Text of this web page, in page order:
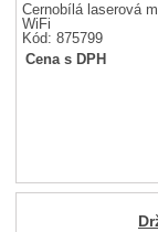
Černobílá laserová
WiFi
Kód: 875799
Cena s DPH